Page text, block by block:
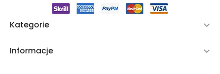
Kategorie 
Informacje 